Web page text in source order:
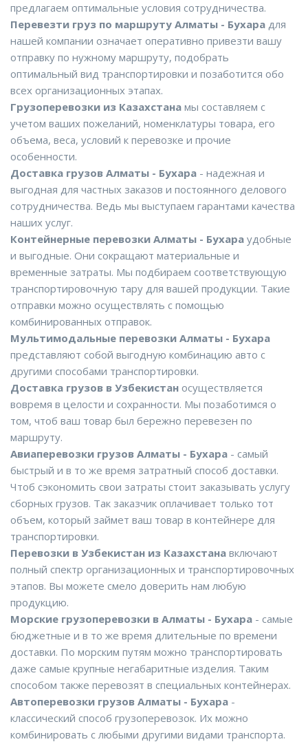
предлагаем оптимальные условия сотрудничества.
Перевезти груз по маршруту Алматы - Бухара для
нашей компании означает оперативно привезти вашу
отправку по нужному маршруту, подобрать
оптимальный вид транспортировки и позаботится обо
всех организационных этапах.
Грузоперевозки из Казахстана мы составляем с
учетом ваших пожеланий, номенклатуры товара, его
объема, веса, условий к перевозке и прочие
особенности.
Доставка грузов Алматы - Бухара - надежная и
выгодная для частных заказов и постоянного делового
сотрудничества. Ведь мы выступаем гарантами качества
наших услуг.
Контейнерные перевозки Алматы - Бухара удобные
и выгодные. Они сокращают материальные и
временные затраты. Мы подбираем соответствующую
транспортировочную тару для вашей продукции. Такие
отправки можно осуществлять с помощью
комбинированных отправок.
Мультимодальные перевозки Алматы - Бухара
представляют собой выгодную комбинацию авто с
другими способами транспортировки.
Доставка грузов в Узбекистан осуществляется
вовремя в целости и сохранности. Мы позаботимся о
том, чтоб ваш товар был бережно перевезен по
маршруту.
Авиаперевозки грузов Алматы - Бухара - самый
быстрый и в то же время затратный способ доставки.
Чтоб сэкономить свои затраты стоит заказывать услугу
сборных грузов. Так заказчик оплачивает только тот
объем, который займет ваш товар в контейнере для
транспортировки.
Перевозки в Узбекистан из Казахстана включают
полный спектр организационных и транспортировочных
этапов. Вы можете смело доверить нам любую
продукцию.
Морские грузоперевозки в Алматы - Бухара - самые
бюджетные и в то же время длительные по времени
доставки. По морским путям можно транспортировать
даже самые крупные негабаритные изделия. Таким
способом также перевозят в специальных контейнерах.
Автоперевозки грузов Алматы - Бухара -
классический способ грузоперевозок. Их можно
комбинировать с любыми другими видами транспорта.